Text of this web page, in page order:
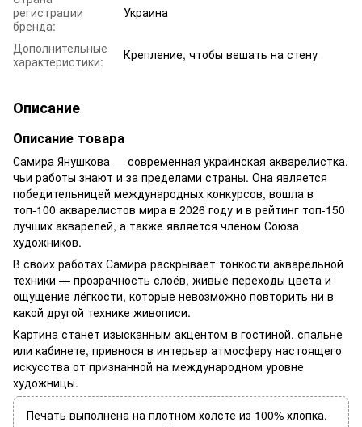
регистрации
бренда:
Украина
Дополнительные
характеристики:
Крепление, чтобы вешать на стену
Описание
Описание товара
Самира Янушкова — современная украинская акварелистка,
чьи работы знают и за пределами страны. Она является
победительницей международных конкурсов, вошла в
топ-100 акварелистов мира в 2026 году и в рейтинг топ-150
лучших акварелей, а также является членом Союза
художников.
В своих работах Самира раскрывает тонкости акварельной
техники — прозрачность слоёв, живые переходы цвета и
ощущение лёгкости, которые невозможно повторить ни в
какой другой технике живописи.
Картина станет изысканным акцентом в гостиной, спальне
или кабинете, привнося в интерьер атмосферу настоящего
искусства от признанной на международном уровне
художницы.
Печать выполнена на плотном холсте из 100% хлопка,